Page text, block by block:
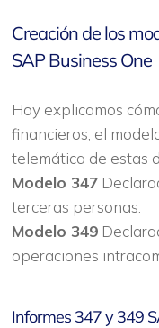
Creación de los
SAP Business One
Hoy explicamos
financieros, el
telemática de estas
Modelo 347
terceras personas.
Modelo 349
operaciones
Informes 347 y 349